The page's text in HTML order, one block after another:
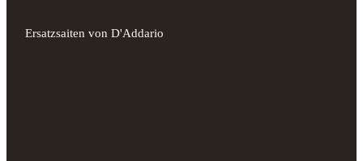
Ersatzsaiten von D'Addario